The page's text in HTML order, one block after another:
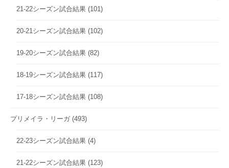
21-22シーズン試合結果 (101)
20-21シーズン試合結果 (102)
19-20シーズン試合結果 (82)
18-19シーズン試合結果 (117)
17-18シーズン試合結果 (108)
プリメイラ・リーガ (493)
22-23シーズン試合結果 (4)
21-22シーズン試合結果 (123)